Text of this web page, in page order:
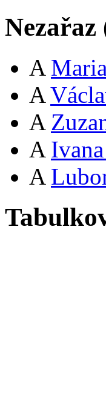
Nezařaz
A
A
A
A
A